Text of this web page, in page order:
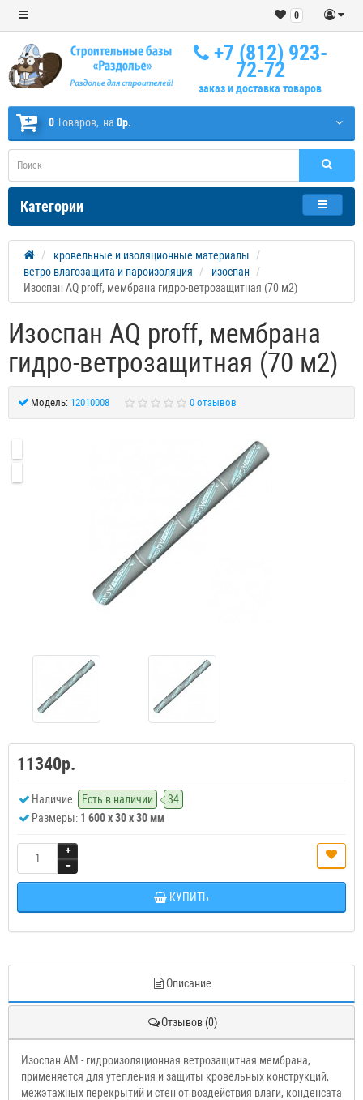
0
+7 (812) 923-
72-72
заказ и доставка товаров
0Tоваров, на 0р.
Категории
кровельные и изоляционные материалы
ветро-влагозащита и пароизоляция
изоспан
Изоспан AQ proff, мембрана гидро-ветрозащитная (70 м2)
Изоспан AQ proff, мембрана
гидро-ветрозащитная (70 м2)
Модель: 12010008 0 отзывов
11340р.
Наличие: Есть в наличии
34
Размеры: 1 600 x 30 x 30 мм
КУПИТЬ
Описание
Отзывов (0)
Изоспан АМ - гидроизоляционная ветрозащитная мембрана,
применяется для утепления и защиты кровельных конструкций,
межэтажных перекрытий и стен от воздействия влаги, конденсата